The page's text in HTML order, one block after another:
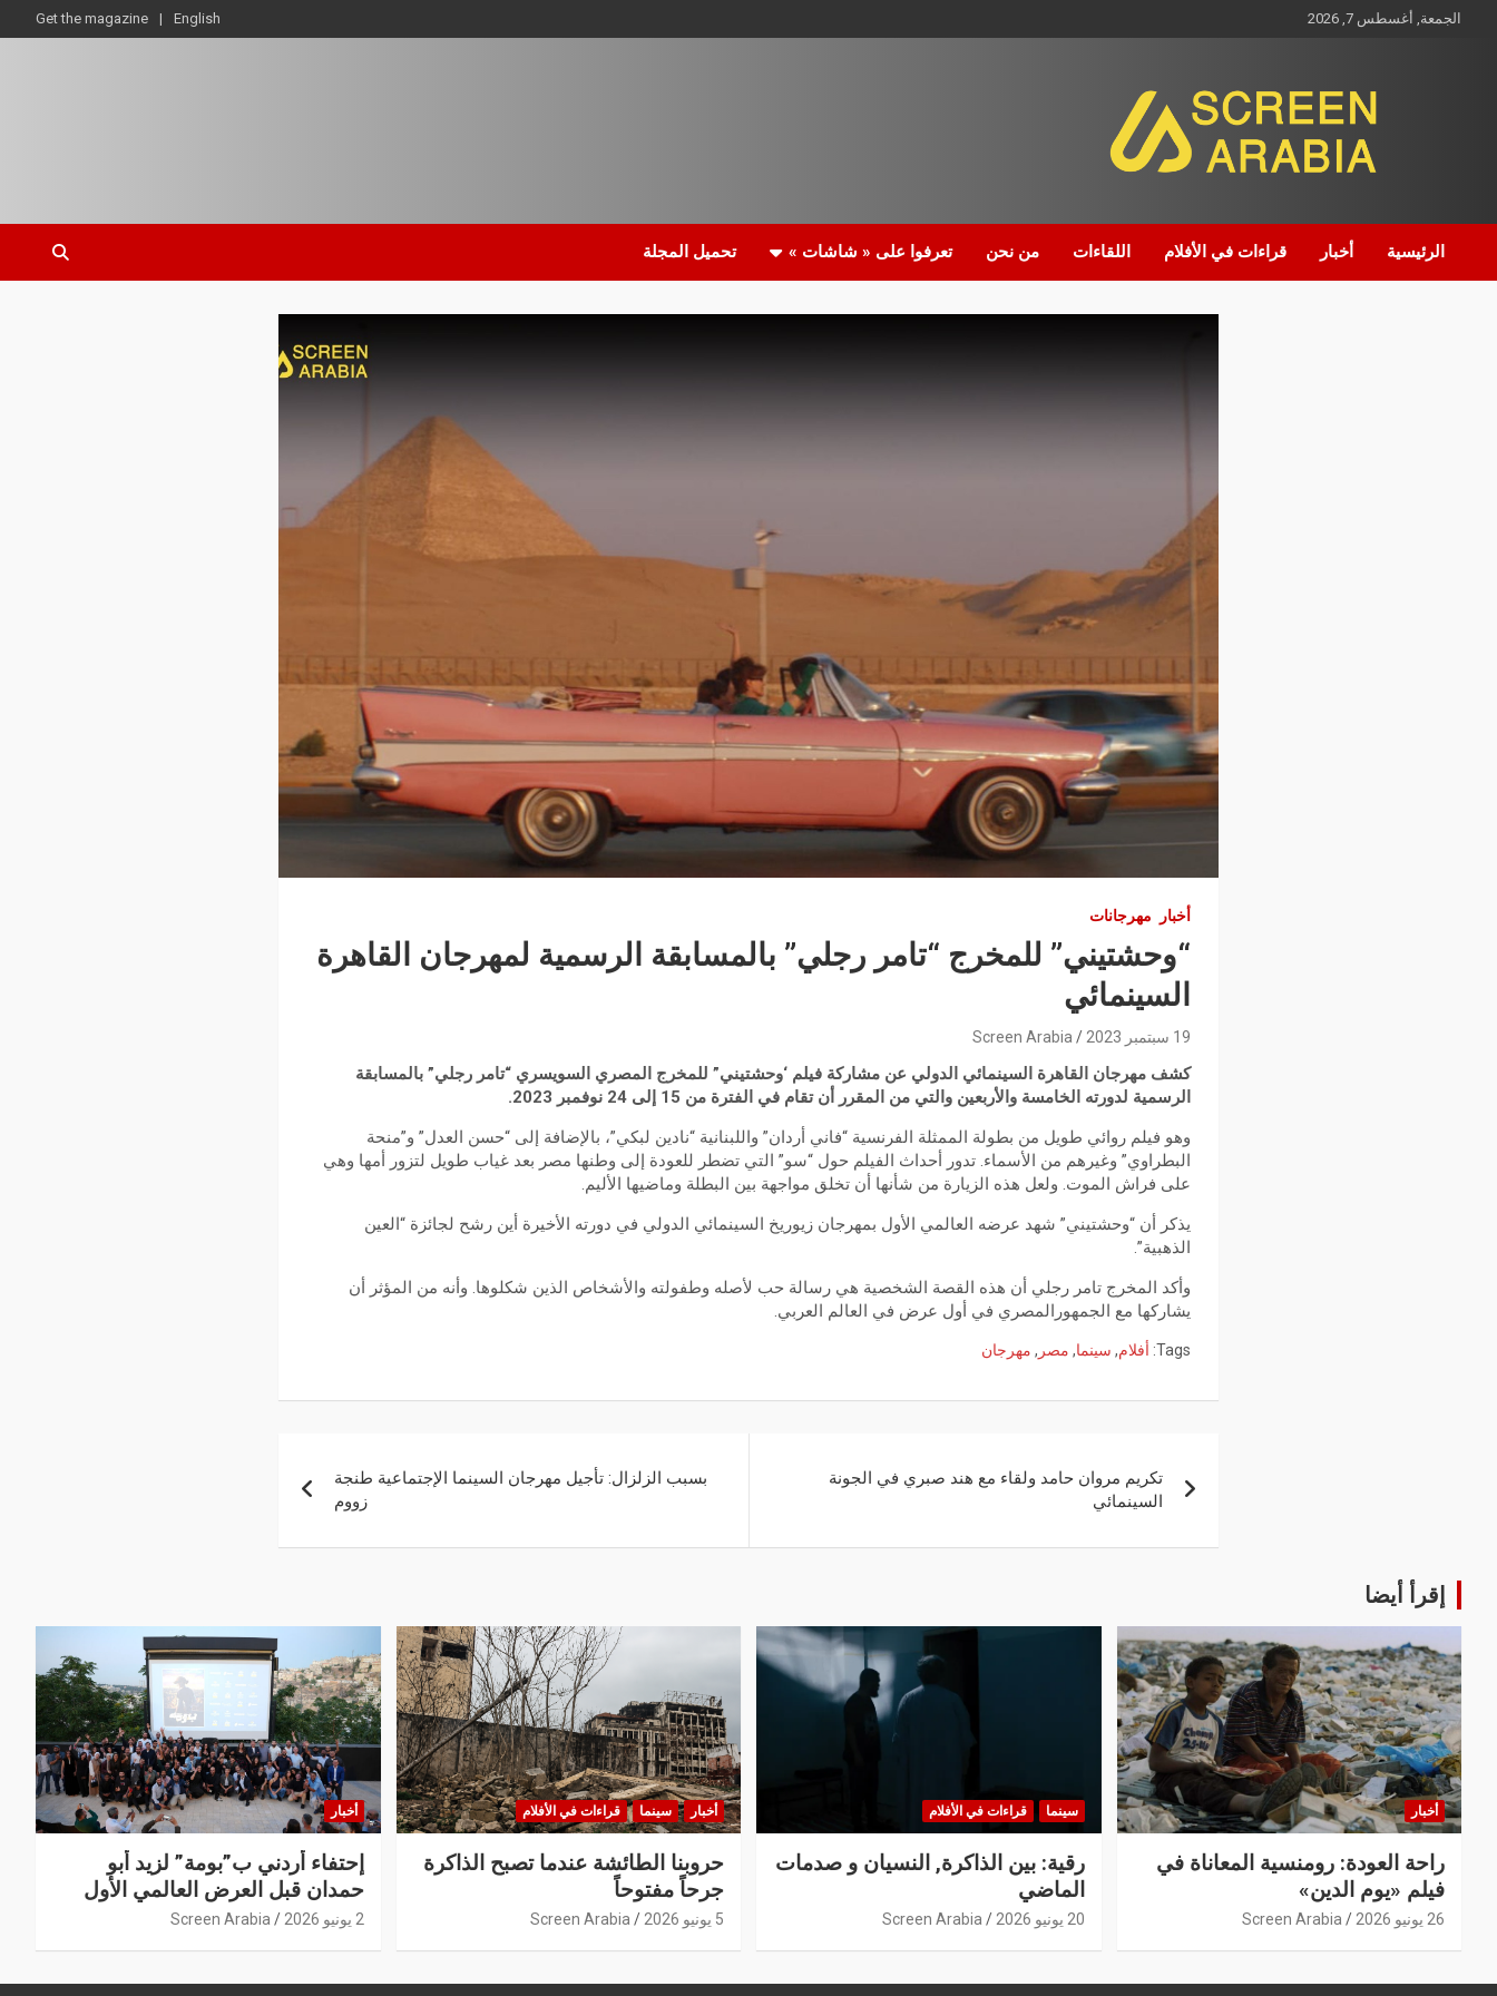
الجمعة, أغسطس 7, 2026 English
Get the magazine
Screen Arabia
الرئيسية أخبار قراءات في الأفلام اللقاءات من نحن تعرفوا على « شاشات » تحميل المجلة
أخبار مهرجانات
“وحشتيني” للمخرج “تامر رجلي” بالمسابقة الرسمية لمهرجان القاهرة
السينمائي
19 سبتمبر 2023 Screen Arabia
كشف مهرجان القاهرة السينمائي الدولي عن مشاركة فيلم ‘وحشتيني” للمخرج المصري السويسري “تامر رجلي” بالمسابقة
الرسمية لدورته الخامسة والأربعين والتي من المقرر أن تقام في الفترة من 15 إلى 24 نوفمبر 2023.
وهو فيلم روائي طويل من بطولة الممثلة الفرنسية “فاني أردان” واللبنانية “نادين لبكي”، بالإضافة إلى “حسن العدل” و”منحة
البطراوي” وغيرهم من الأسماء. تدور أحداث الفيلم حول “سو” التي تضطر للعودة إلى وطنها مصر بعد غياب طويل لتزور أمها وهي
على فراش الموت. ولعل هذه الزيارة من شأنها أن تخلق مواجهة بين البطلة وماضيها الأليم.
يذكر أن “وحشتيني” شهد عرضه العالمي الأول بمهرجان زيوريخ السينمائي الدولي في دورته الأخيرة أين رشح لجائزة “العين
الذهبية”.
وأكد المخرج تامر رجلي أن هذه القصة الشخصية هي رسالة حب لأصله وطفولته والأشخاص الذين شكلوها. وأنه من المؤثر أن
يشاركها مع الجمهورالمصري في أول عرض في العالم العربي.
Tags: أفلام, سينما, مصر , مهرجان
تكريم مروان حامد ولقاء مع هند صبري في الجونة
السينمائي
بسبب الزلزال: تأجيل مهرجان السينما الإجتماعية طنجة
زووم
إقرأ أيضا
أخبار
راحة العودة: رومنسية المعاناة في
فيلم «يوم الدين»
26 يونيو 2026 Screen Arabia
سينما قراءات في الأفلام
رقية: بين الذاكرة, النسيان و صدمات
الماضي
20 يونيو 2026 Screen Arabia
أخبار سينما قراءات في الأفلام
حروبنا الطائشة عندما تصبح الذاكرة
جرحاً مفتوحاً
5 يونيو 2026 Screen Arabia
أخبار
إحتفاء أردني ب”بومة” لزيد أبو
حمدان قبل العرض العالمي الأول
2 يونيو 2026 Screen Arabia